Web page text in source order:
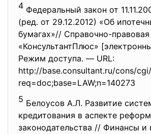
4 Федеральный закон от
(ред. от 29.12.2012) «Об
бумагах»// Справочно-
«КонсультантПлюс»
Режим доступа. — URL:
http://base.consultant.ru/cons/
req=doc;base=LAW;n=140273
5 Белоусов А.Л. Развитие
кредитования в аспекте
законодательства // Финансы и